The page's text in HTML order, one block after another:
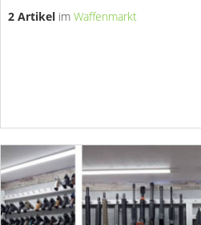
2 Artikel im Waffenmarkt